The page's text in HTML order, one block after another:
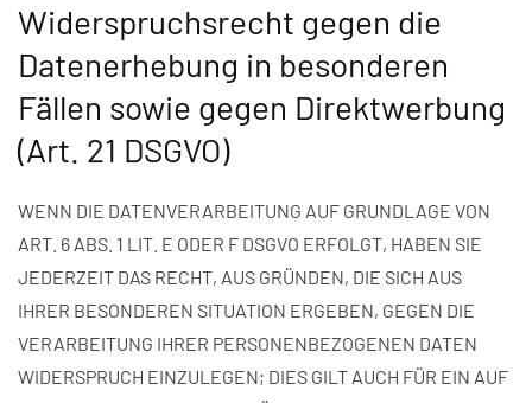
Widerspruchsrecht gegen die
Datenerhebung in besonderen
Fällen sowie gegen Direktwerbung
(Art. 21 DSGVO)
WENN DIE DATENVERARBEITUNG AUF GRUNDLAGE VON
ART. 6 ABS. 1 LIT. E ODER F DSGVO ERFOLGT, HABEN SIE
JEDERZEIT DAS RECHT, AUS GRÜNDEN, DIE SICH AUS
IHRER BESONDEREN SITUATION ERGEBEN, GEGEN DIE
VERARBEITUNG IHRER PERSONENBEZOGENEN DATEN
WIDERSPRUCH EINZULEGEN; DIES GILT AUCH FÜR EIN AUF